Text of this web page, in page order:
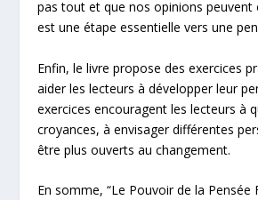
pas tout et que nos opinions peuvent
est une étape essentielle vers une
Enfin, le livre propose des exercices
aider les lecteurs à développer leur
exercices encouragent les lecteurs à
croyances, à envisager différentes
être plus ouverts au changement.
En somme, “Le Pouvoir de la Pensée